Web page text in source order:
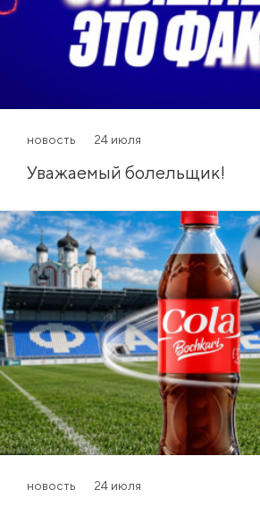
новость 24 июля
Уважаемый болельщик!
новость 24 июля